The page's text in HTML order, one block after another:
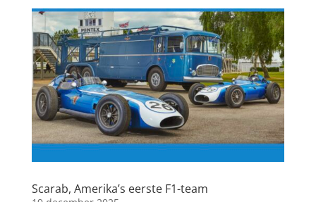
Scarab, Amerika’s eerste F1-team